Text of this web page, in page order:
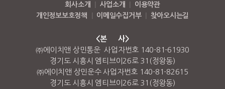
회사소개 사업소개
이용약관
개인정보보호정책
이메일수집거부 찾아오시는길
<본 사>
㈜에이치앤 상민통운 사업자번호 140-81-61930
경기도 시흥시 엠티브이26로 31(정왕동)
㈜에이치앤 상민운수 사업자번호 140-81-82615
경기도 시흥시 엠티브이26로 31(정왕동)